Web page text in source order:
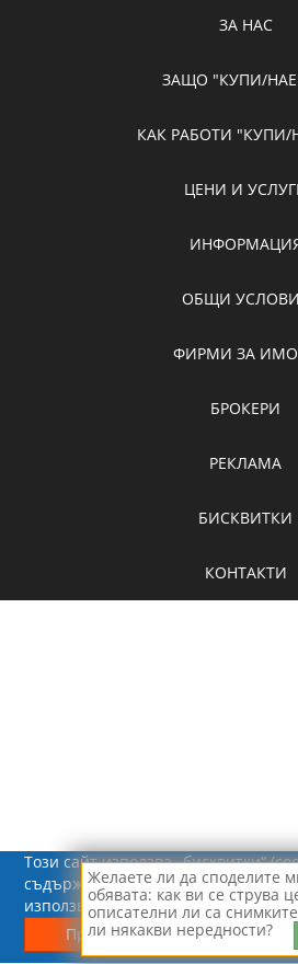
Желаете ли да споделите
обявата: как ви се струва
описателни ли са
ли някакви нередности?
ЗА НАС
ЗАЩО "КУПИ/
КАК РАБОТИ
ЦЕНИ И
ОБЩИ
ФИРМИ ЗА
БРОКЕРИ
РЕКЛАМА
БИСКВИТКИ
КОНТАКТИ
© 2026 -
Този сайт използва „бисквитки“
съдържанието на сайта, Вие се
използването на „бисквитки“.
Приемам